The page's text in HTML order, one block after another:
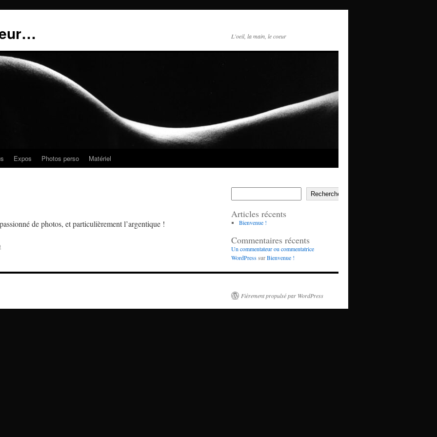
L'oeil, la main, le coeur
Expos Photos perso Matériel
de photos, et particulièrement l’argentique !
Rechercher
Articles récents
Bienvenue !
Commentaires récents
Un commentateur ou commentatrice
WordPresssurBienvenue !
Fièrement propulsé par WordPress